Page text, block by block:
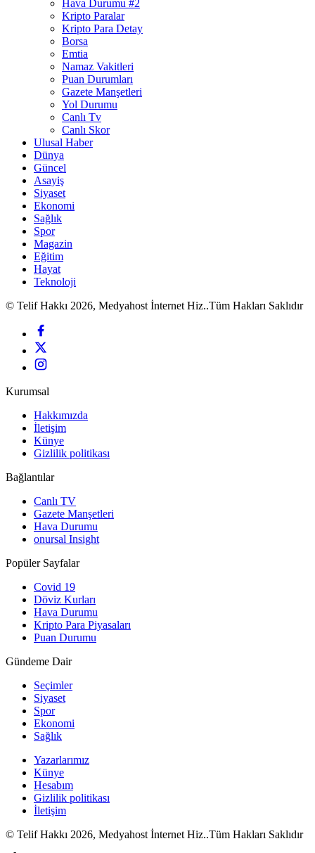
Hava Durumu #2
Kripto Paralar
Kripto Para Detay
Borsa
Emtia
Namaz Vakitleri
Puan Durumları
Gazete Manşetleri
Yol Durumu
Canlı Tv
Canlı Skor
Ulusal Haber
Dünya
Güncel
Asayiş
Siyaset
Ekonomi
Sağlık
Spor
Magazin
Eğitim
Hayat
Teknoloji
© Telif Hakkı 2026, Medyahost İnternet Hiz..Tüm Hakları Saklıdır
Kurumsal
Hakkımızda
İletişim
Künye
Gizlilik politikası
Bağlantılar
Canlı TV
Gazete Manşetleri
Hava Durumu
onursal Insight
Popüler Sayfalar
Covid 19
Döviz Kurları
Hava Durumu
Kripto Para Piyasaları
Puan Durumu
Gündeme Dair
Seçimler
Siyaset
Spor
Ekonomi
Sağlık
Yazarlarımız
Künye
Hesabım
Gizlilik politikası
İletişim
© Telif Hakkı 2026, Medyahost İnternet Hiz..Tüm Hakları Saklıdır